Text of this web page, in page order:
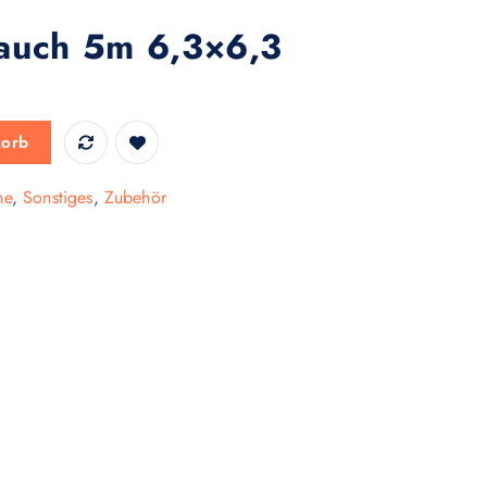
5m 6,3×6,3
,Sonstiges, Zubehör